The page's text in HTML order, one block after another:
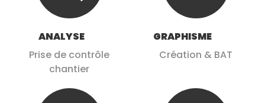
ANALYSE
Prise de contrôle
chantier
GRAPHISME
Création & BAT